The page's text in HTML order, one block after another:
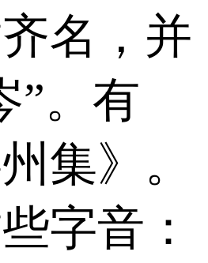
名，并
”。有
集》。
字音：